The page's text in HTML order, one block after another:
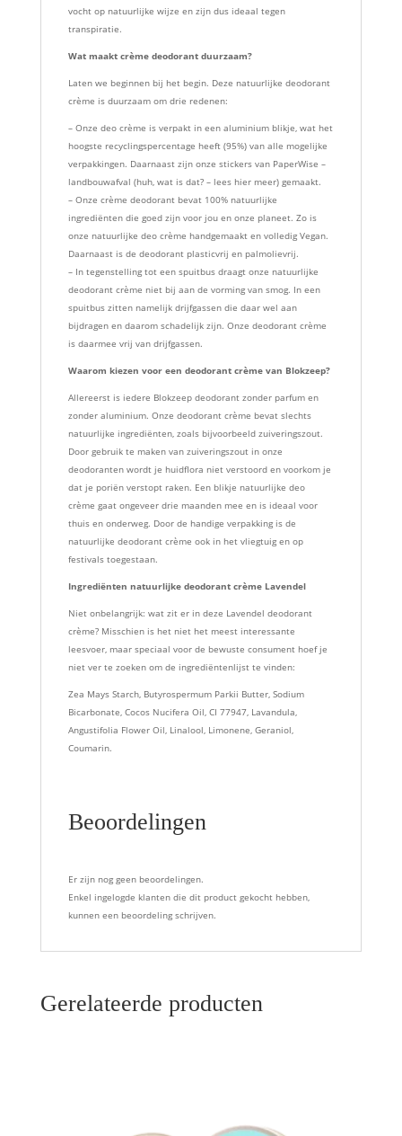
vocht op natuurlijke wijze en zijn dus ideaal tegen
transpiratie.
Wat maakt crème deodorant duurzaam?
Laten we beginnen bij het begin. Deze natuurlijke deodorant
crème is duurzaam om drie redenen:
– Onze deo crème is verpakt in een aluminium blikje, wat het
hoogste recyclingspercentage heeft (95%) van alle mogelijke
verpakkingen. Daarnaast zijn onze stickers van PaperWise –
landbouwafval (huh, wat is dat? – lees hier meer) gemaakt.
– Onze crème deodorant bevat 100% natuurlijke
ingrediënten die goed zijn voor jou en onze planeet. Zo is
onze natuurlijke deo crème handgemaakt en volledig Vegan.
Daarnaast is de deodorant plasticvrij en palmolievrij.
– In tegenstelling tot een spuitbus draagt onze natuurlijke
deodorant crème niet bij aan de vorming van smog. In een
spuitbus zitten namelijk drijfgassen die daar wel aan
bijdragen en daarom schadelijk zijn. Onze deodorant crème
is daarmee vrij van drijfgassen.
Waarom kiezen voor een deodorant crème van Blokzeep?
Allereerst is iedere Blokzeep deodorant zonder parfum en
zonder aluminium. Onze deodorant crème bevat slechts
natuurlijke ingrediënten, zoals bijvoorbeeld zuiveringszout.
Door gebruik te maken van zuiveringszout in onze
deodoranten wordt je huidflora niet verstoord en voorkom je
dat je poriën verstopt raken. Een blikje natuurlijke deo
crème gaat ongeveer drie maanden mee en is ideaal voor
thuis en onderweg. Door de handige verpakking is de
natuurlijke deodorant crème ook in het vliegtuig en op
festivals toegestaan.
Ingrediënten natuurlijke deodorant crème Lavendel
Niet onbelangrijk: wat zit er in deze Lavendel deodorant
crème? Misschien is het niet het meest interessante
leesvoer, maar speciaal voor de bewuste consument hoef je
niet ver te zoeken om de ingrediëntenlijst te vinden:
Zea Mays Starch, Butyrospermum Parkii Butter, Sodium
Bicarbonate, Cocos Nucifera Oil, CI 77947, Lavandula,
Angustifolia Flower Oil, Linalool, Limonene, Geraniol,
Coumarin.
Beoordelingen
Er zijn nog geen beoordelingen.
Enkel ingelogde klanten die dit product gekocht hebben,
kunnen een beoordeling schrijven.
Gerelateerde producten